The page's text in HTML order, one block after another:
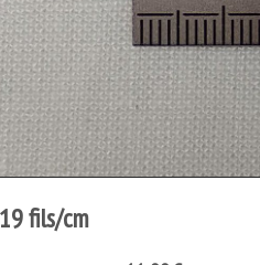
technique)